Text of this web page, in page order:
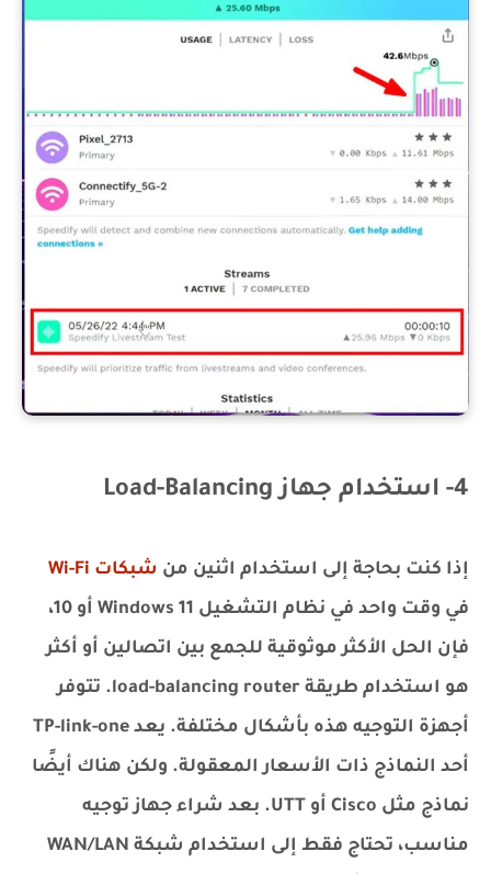
4- استخدام جهاز Load-Balancing
إذا كنت بحاجة إلى استخدام اثنين من شبكات Wi-Fi
في وقت واحد في نظام التشغيل Windows 11 أو 10،
فإن الحل الأكثر موثوقية للجمع بين اتصالين أو أكثر
هو استخدام طريقة load-balancing router. تتوفر
أجهزة التوجيه هذه بأشكال مختلفة. يعد TP-link-one
أحد النماذج ذات الأسعار المعقولة. ولكن هناك أيضًا
نماذج مثل Cisco أو UTT. بعد شراء جهاز توجيه
مناسب، تحتاج فقط إلى استخدام شبكة WAN/LAN